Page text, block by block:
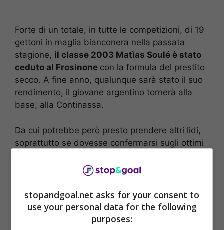
Forte di un totale, in tutte le competizioni, di 19
gettoni in maglia bianconera nella passata
stagione, il classe 2003 Matìas Soulé è stato
ceduto al Frosinone con la formula del prestito
secco. A fine anno, qualunque sarà stato il suo
rendimento, il giovane argentino tornerà alla
base, alla Continassa.
Da cui potrebbe però presto prendere altri lidi,
soprattutto se dovesse confermarsi sugli ottimi
compagine laziale allenata da Eusebio Di
stopandgoal.net asks for your consent to
use your personal data for the following
purposes: